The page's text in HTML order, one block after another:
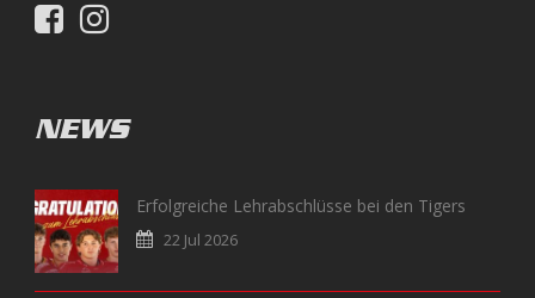
NEWS
Erfolgreiche Lehrabschlüsse bei den Tigers
22 Jul 2026